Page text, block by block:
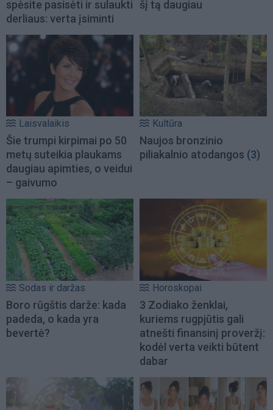
spėsite pasisėti ir sulaukti
derliaus: verta įsiminti
šį tą daugiau
Laisvalaikis
Šie trumpi kirpimai po 50
metų suteikia plaukams
daugiau apimties, o veidui
– gaivumo
Kultūra
Naujos bronzinio
piliakalnio atodangos (3)
Sodas ir daržas
Boro rūgštis darže: kada
padeda, o kada yra
bevertė?
Horoskopai
3 Zodiako ženklai,
kuriems rugpjūtis gali
atnešti finansinį proveržį:
kodėl verta veikti būtent
dabar